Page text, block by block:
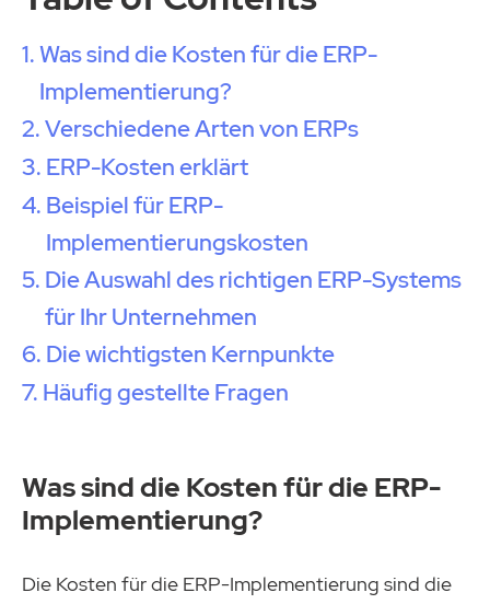
Was sind die Kosten für die ERP-
Implementierung?
Verschiedene Arten von ERPs
ERP-Kosten erklärt
Beispiel für ERP-
Implementierungskosten
Die Auswahl des richtigen ERP-Systems
für Ihr Unternehmen
Die wichtigsten Kernpunkte
Häufig gestellte Fragen
Was sind die Kosten für die ERP-
Implementierung?
Die Kosten für die ERP-Implementierung sind die